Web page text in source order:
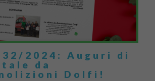
32/2024: Auguri di
da
Dolfi!